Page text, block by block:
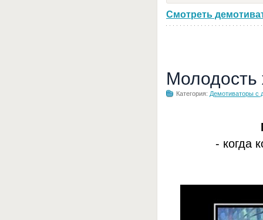
Смотреть
Молодость
Категория: Демотиваторы с
- когда